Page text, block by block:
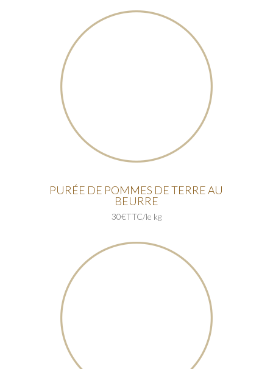
PURÉE DE POMMES DE TERRE AU
BEURRE
30€TTC/le kg